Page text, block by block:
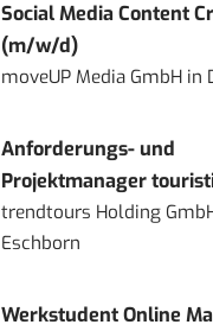
Social Media Content
(m/w/d)
moveUP Media GmbH in
Anforderungs- und
Projektmanager
trendtours Holding
Eschborn
Werkstudent Online